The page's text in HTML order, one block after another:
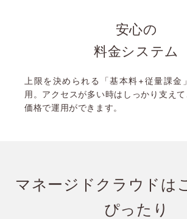
安心の
料金システム
上限を決められる「基本料+従量課金
用。アクセスが多い時はしっかり支え
価格で運用ができます。
マネージドクラウドは
ぴったり